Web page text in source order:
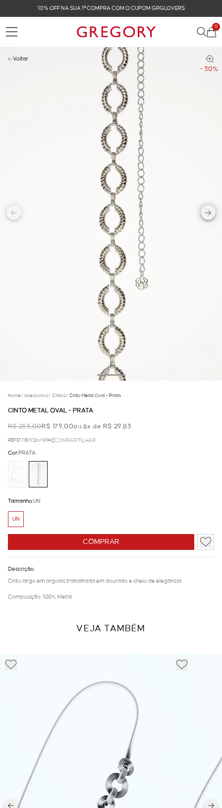
10% OFF NA SUA 1ª COMPRA COM O CUPOM GRGLOVERS
0
- 30%
Voltar
Home/ Acessorios/ Cintos/ Cinto Metal Oval - Prata
CINTO METAL OVAL - PRATA
R$ 255,00R$ 179,00ou 6x de R$ 29,83
REF.57.03.0026-089 COMPARTILHAR
COMPRAR
Cor:PRATA
Tamanho:UN
UN
Descrição
Cinto largo em argolas trabalhada em dourado e cheio de elegância.
Composição: 100% Metal
VEJA TAMBÉM